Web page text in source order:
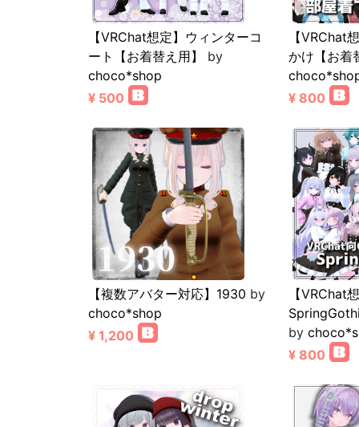
【VRChat想定】ウィンターコ
ート【お着替え用】
by
choco*shop
¥ 500
【VRChat
かけ【お着
¥ 800
【複数アバター対応】1930 by
choco*shop
¥ 1,200
【VRChat
by
¥ 800